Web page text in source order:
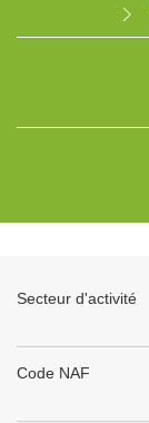
Secteur d'activité
Code NAF